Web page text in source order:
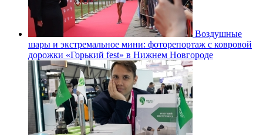
Воздушные
шары и экстремальное мини: фоторепортаж с ковровой
дорожки «Горький fest» в Нижнем Новгороде